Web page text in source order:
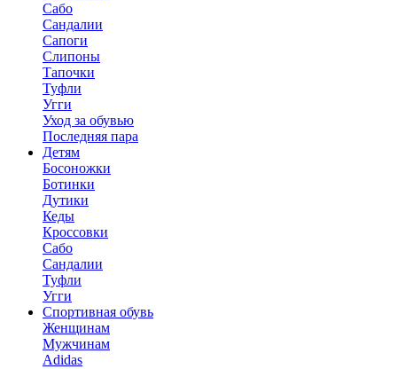
Сабо
Сандалии
Сапоги
Слипоны
Тапочки
Туфли
Угги
Уход за обувью
Последняя пара
Детям
Босоножки
Ботинки
Дутики
Кеды
Кроссовки
Сабо
Сандалии
Туфли
Угги
Спортивная обувь
Женщинам
Мужчинам
Adidas